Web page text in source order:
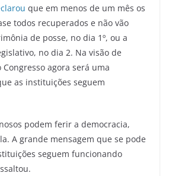
que em menos de um mês os
todos recuperados e não vão
de posse, no dia 1º, ou a
no dia 2. Na visão de
agora será uma
as instituições seguem
podem ferir a democracia,
A grande mensagem que se pode
seguem funcionando